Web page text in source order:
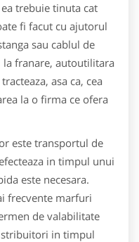
trebuie tinuta cat
fi facut cu ajutorul
sau cablul de
la franare, autoutilitara
asa ca, cea
la o firma ce ofera
este transportul de
in timpul unui
este necesara.
frecvente marfuri
de valabilitate
in timpul